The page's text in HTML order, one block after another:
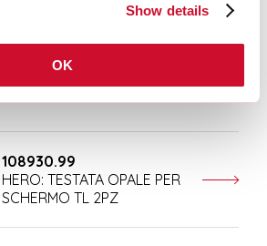
Show details
OK
108684.02
HERO: COPPIA TESTATE NE
108930.99
HERO: TESTATA OPALE PER
SCHERMO TL 2PZ